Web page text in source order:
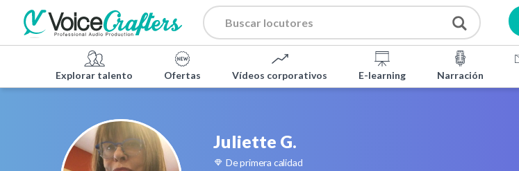
Explorar talento Ofertas Vídeos corporativos E-learning Narración
Juliette G.
De primera calidad